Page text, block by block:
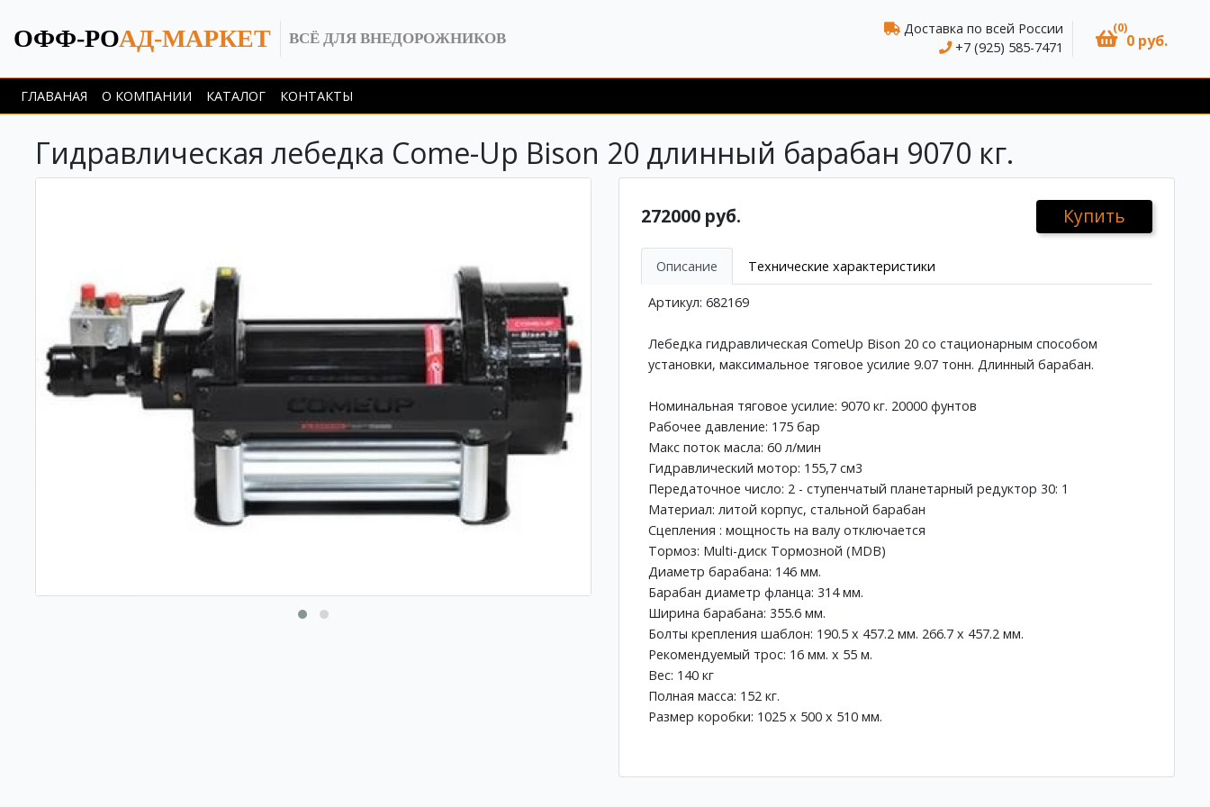
ОФФ-РОАД-МАРКЕТ ВСЁ ДЛЯ ВНЕДОРОЖНИКОВ
Доставка по всей России
+7 (925) 585-7471
(0)
0 руб.
ГЛАВАНАЯ О КОМПАНИИ КАТАЛОГ КОНТАКТЫ
Гидравлическая лебедка Come-Up Bison 20 длинный барабан 9070 кг.
272000 руб. Купить
Описание Технические характеристики
Артикул: 682169
Лебедка гидравлическая ComeUp Bison 20 со стационарным способом
установки, максимальное тяговое усилие 9.07 тонн. Длинный барабан.
Номинальная тяговое усилие: 9070 кг. 20000 фунтов
Рабочее давление: 175 бар
Макс поток масла: 60 л/мин
Гидравлический мотор: 155,7 см3
Передаточное число: 2 - ступенчатый планетарный редуктор 30: 1
Материал: литой корпус, стальной барабан
Сцепления : мощность на валу отключается
Тормоз: Multi-диск Тормозной (MDB)
Диаметр барабана: 146 мм.
Барабан диаметр фланца: 314 мм.
Ширина барабана: 355.6 мм.
Болты крепления шаблон: 190.5 x 457.2 мм. 266.7 x 457.2 мм.
Рекомендуемый трос: 16 мм. х 55 м.
Вес: 140 кг
Полная масса: 152 кг.
Размер коробки: 1025 х 500 х 510 мм.